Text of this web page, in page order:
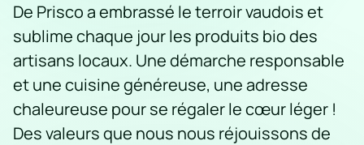
De Prisco a embrassé le terroir vaudois et
sublime chaque jour les produits bio des
artisans locaux. Une démarche responsable
et une cuisine généreuse, une adresse
chaleureuse pour se régaler le cœur léger !
Des valeurs que nous nous réjouissons de